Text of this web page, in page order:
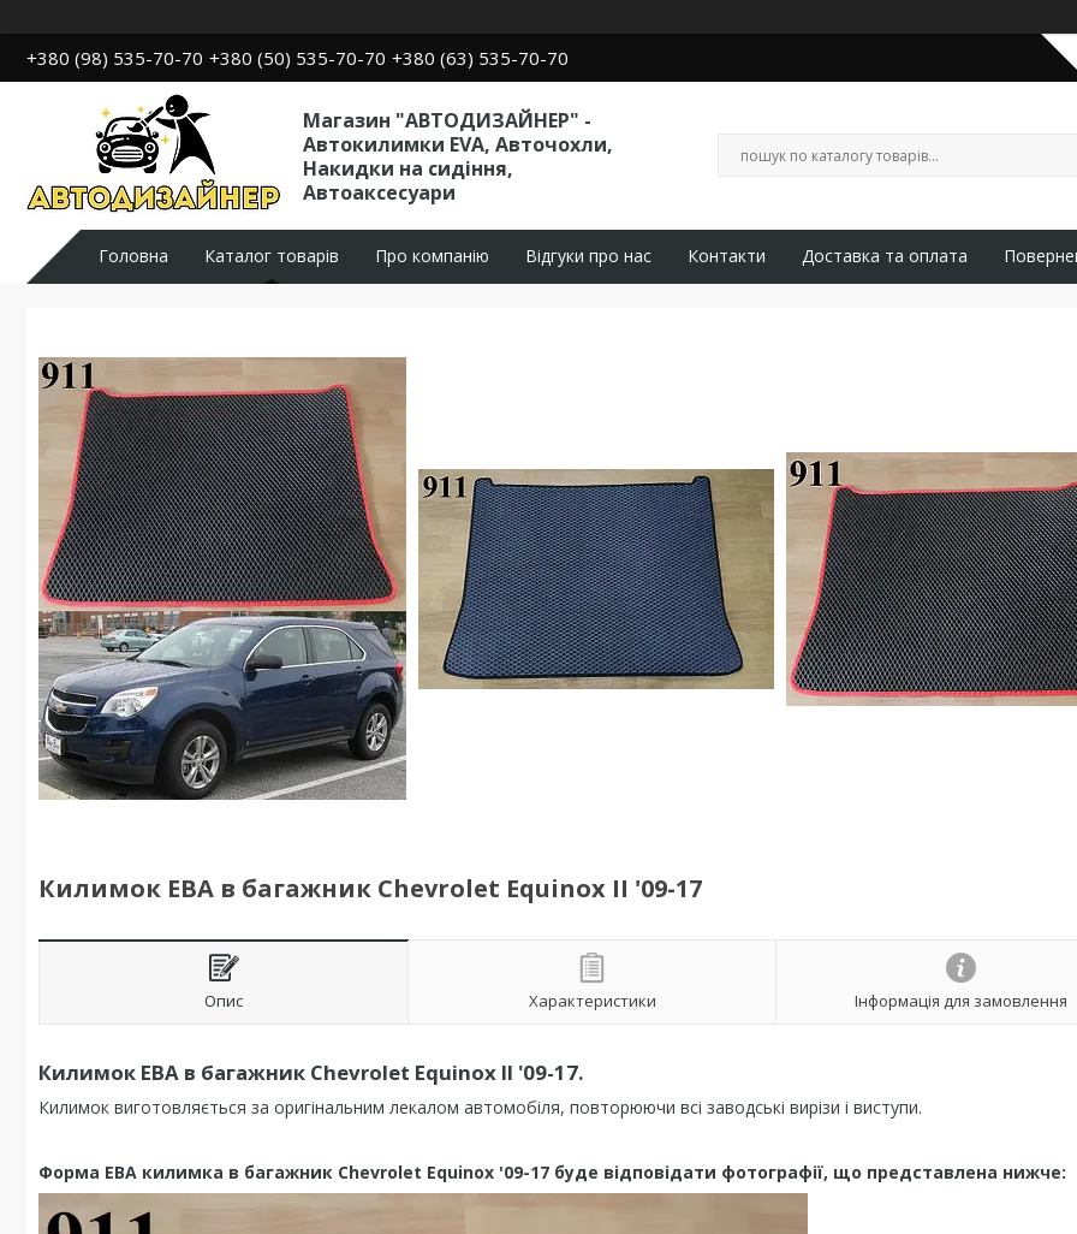
+380 (98) 535-70-70 +380 (50) 535-70-70 +380 (63) 535-70-70
Магазин "АВТОДИЗАЙНЕР" -
Автокилимки EVA, Авточохли,
Накидки на сидіння,
Автоаксесуари
Головна Каталог товарів Про компанію Відгуки про нас Контакти Доставка та оплата
Килимок ЕВА в багажник Chevrolet Equinox II '09-17
Опис Характеристики Інформація для замовлення
Килимок ЕВА в багажник Chevrolet Equinox II '09-17.
Килимок виготовляється за оригінальним лекалом автомобіля, повторюючи всі заводські вирізи і виступи.
Форма ЕВА килимка в багажник Chevrolet Equinox '09-17 буде відповідати фотографії, що представлена нижче: